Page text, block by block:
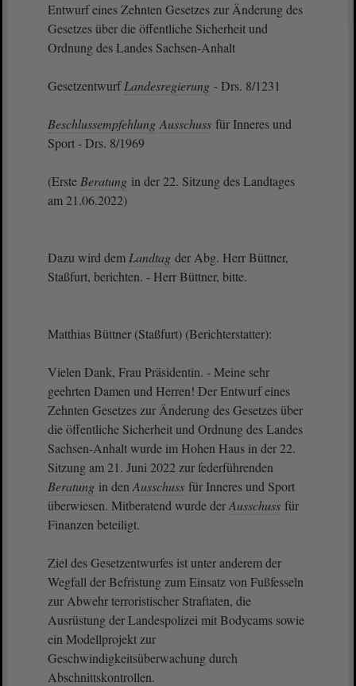
Entwurf eines Zehnten Gesetzes zur Änderung des
Gesetzes über die öffentliche Sicherheit und
Ordnung des Landes Sachsen-Anhalt
GesetzentwurfLandesregierung - Drs. 8/1231
Beschlussempfehlung Ausschuss für Inneres und
Sport - Drs. 8/1969
(Erste Beratung in der 22. Sitzung des Landtages
am 21.06.2022)
Dazu wird dem Landtag der Abg. Herr Büttner,
Staßfurt, berichten. - Herr Büttner, bitte.
Matthias Büttner (Staßfurt) (Berichterstatter):
Vielen Dank, Frau Präsidentin. - Meine sehr
geehrten Damen und Herren! Der Entwurf eines
Zehnten Gesetzes zur Änderung des Gesetzes über
die öffentliche Sicherheit und Ordnung des Landes
Sachsen-Anhalt wurde im Hohen Haus in der 22.
Sitzung am 21. Juni 2022 zur federführenden
Beratung in den Ausschuss für Inneres und Sport
überwiesen. Mitberatend wurde derAusschuss für
Finanzen beteiligt.
Ziel des Gesetzentwurfes ist unter anderem der
Wegfall der Befristung zum Einsatz von Fußfesseln
zur Abwehr terroristischer Straftaten, die
Ausrüstung der Landespolizei mit Bodycams sowie
ein Modellprojekt zur
Geschwindigkeitsüberwachung durch
Abschnittskontrollen.